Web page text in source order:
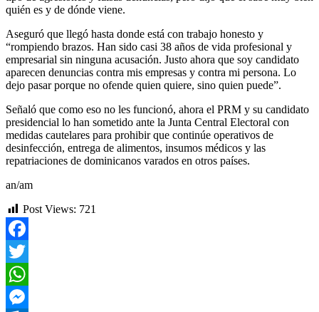
quién es y de dónde viene.
Aseguró que llegó hasta donde está con trabajo honesto y
“rompiendo brazos. Han sido casi 38 años de vida profesional y
empresarial sin ninguna acusación. Justo ahora que soy candidato
aparecen denuncias contra mis empresas y contra mi persona. Lo
dejo pasar porque no ofende quien quiere, sino quien puede”.
Señaló que como eso no les funcionó, ahora el PRM y su candidato
presidencial lo han sometido ante la Junta Central Electoral con
medidas cautelares para prohibir que continúe operativos de
desinfección, entrega de alimentos, insumos médicos y las
repatriaciones de dominicanos varados en otros países.
an/am
Post Views: 721
Facebook
Twitter
WhatsApp